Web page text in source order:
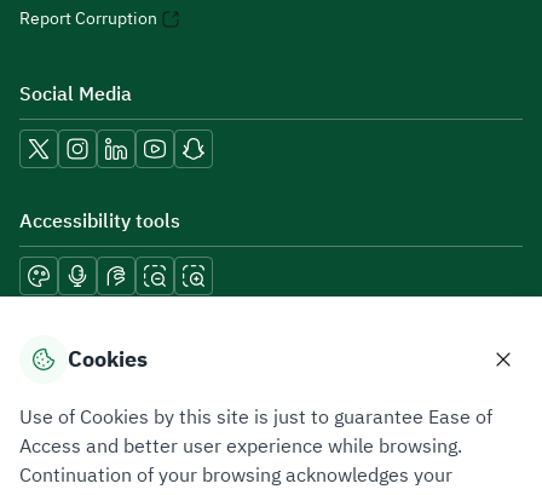
Report Corruption
Social Media
Accessibility tools
Download mobile applications
Privacy PolicyTerms of UseSite Map
Cookies
Use of Cookies by this site is just to guarantee Ease of
Access and better user experience while browsing.
Continuation of your browsing acknowledges your